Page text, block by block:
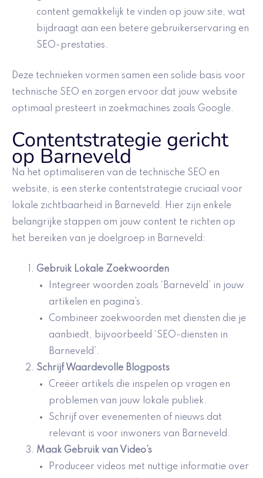
content gemakkelijk te vinden op jouw site, wat
bijdraagt aan een betere gebruikerservaring en
SEO-prestaties.
Deze technieken vormen samen een solide basis voor
technische SEO en zorgen ervoor dat jouw website
optimaal presteert in zoekmachines zoals Google.
Contentstrategie gericht
op Barneveld
Na het optimaliseren van de technische SEO en
website, is een sterke contentstrategie cruciaal voor
lokale zichtbaarheid in Barneveld. Hier zijn enkele
belangrijke stappen om jouw content te richten op
het bereiken van je doelgroep in Barneveld:
Gebruik Lokale Zoekwoorden
Integreer woorden zoals ‘Barneveld’ in jouw
artikelen en pagina’s.
Combineer zoekwoorden met diensten die je
aanbiedt, bijvoorbeeld ‘SEO-diensten in
Barneveld’.
SchrijfWaardevolle Blogposts
Creëer artikels die inspelen op vragen en
problemen van jouw lokale publiek.
Schrijf over evenementen of nieuws dat
relevant is voor inwoners van Barneveld.
Maak Gebruik van Video’s
Produceer videos met nuttige informatie over